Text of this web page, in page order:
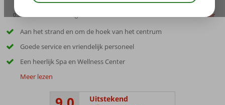
03:45 bewaar
Aan het strand en om de hoek van het centrum
Goede service en vriendelijk personeel
Een heerlijk Spa en Wellness Center
Meer lezen
Uitstekend